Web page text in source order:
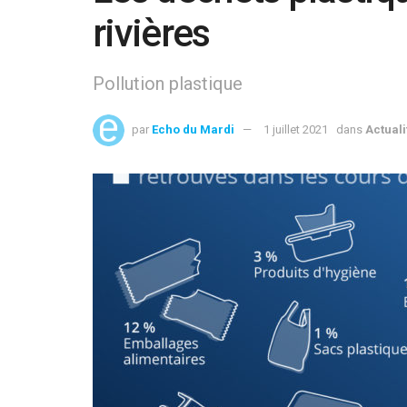
rivières
Pollution plastique
par Echo du Mardi 1 juillet 2021 dans